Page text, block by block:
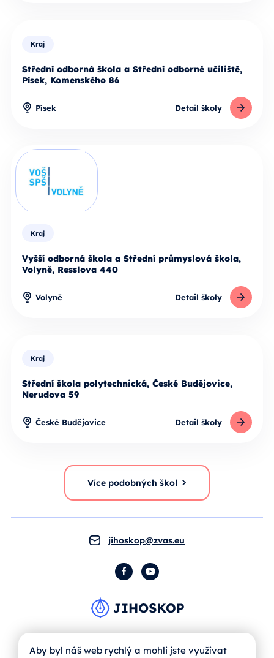
Kraj
Střední odborná škola a Střední odborné učiliště,
Písek, Komenského 86
Písek Detail školy
Kraj
Vyšší odborná škola a Střední průmyslová škola,
Volyně, Resslova 440
Volyně Detail školy
Kraj
Střední škola polytechnická, České Budějovice,
Nerudova 59
České Budějovice Detail školy
Více podobných škol
jihoskop@zvas.eu
FacebookYouTube
Aby byl náš web rychlý a mohli jste využívat